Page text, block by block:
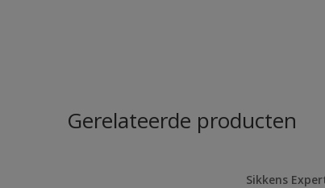
Gerelateerde producten
Sikkens